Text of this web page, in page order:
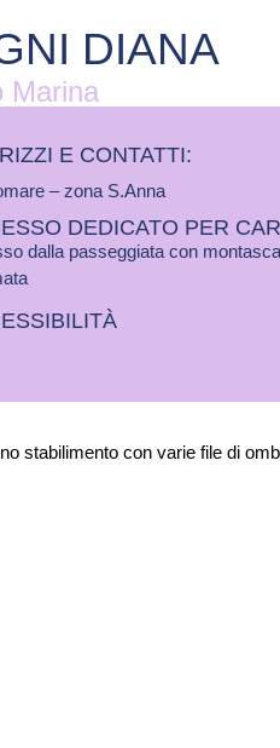
DIANA
Marina
E CONTATTI:​
– zona S.Anna
DEDICATO PER
dalla passeggiata con